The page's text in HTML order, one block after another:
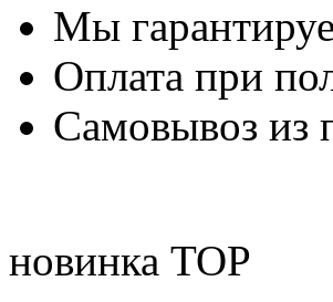
Мы
Оплата при
Самовывоз из
новинка TOP